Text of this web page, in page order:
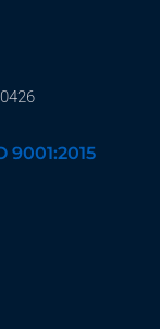
9001:2015